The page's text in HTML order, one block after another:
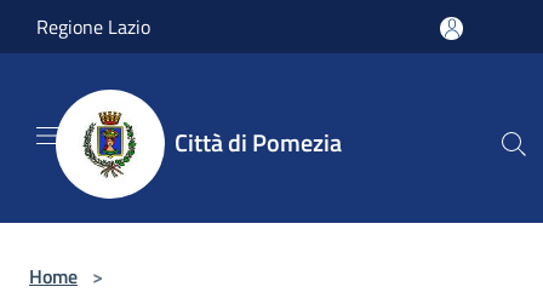
Salta al contenuto principale
Regione Lazio
Città di Pomezia
Home >